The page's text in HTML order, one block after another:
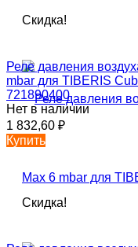
Скидка!
Реле давления
mbar для TIBERIS
721890400
Нет в наличии
1 832,60 ₽
Купить
Скидка!